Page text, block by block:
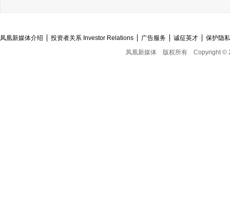
凤凰新媒体介绍 投资者关系 Investor Relations 广告服务 诚征英才
保护隐
凤凰新媒体
版权所有 Copyright ©